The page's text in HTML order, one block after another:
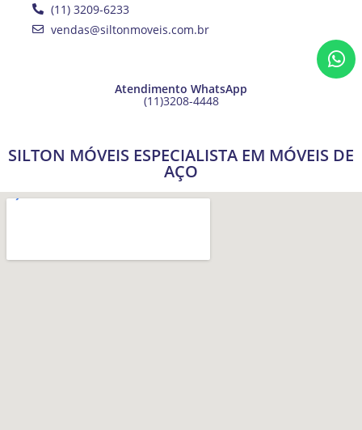
(11) 3209-6233
vendas@siltonmoveis.com.br
Atendimento WhatsApp
(11)3208-4448
SILTON MÓVEIS ESPECIALISTA EM MÓVEIS DE
AÇO